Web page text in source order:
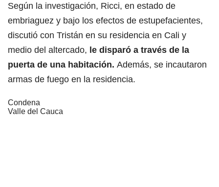
Según la investigación, Ricci, en estado de
embriaguez y bajo los efectos de estupefacientes,
discutió con Tristán en su residencia en Cali y
medio del altercado, le disparó a través de la
puerta de una habitación. Además, se incautaron
armas de fuego en la residencia.
Condena
Valle del Cauca